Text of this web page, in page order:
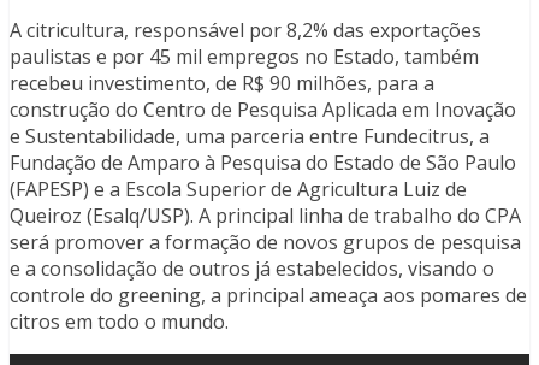
A citricultura, responsável por 8,2% das exportações
paulistas e por 45 mil empregos no Estado, também
recebeu investimento, de R$ 90 milhões, para a
construção do Centro de Pesquisa Aplicada em Inovação
e Sustentabilidade, uma parceria entre Fundecitrus, a
Fundação de Amparo à Pesquisa do Estado de São Paulo
(FAPESP) e a Escola Superior de Agricultura Luiz de
Queiroz (Esalq/USP). A principal linha de trabalho do CPA
será promover a formação de novos grupos de pesquisa
e a consolidação de outros já estabelecidos, visando o
controle do greening, a principal ameaça aos pomares de
citros em todo o mundo.